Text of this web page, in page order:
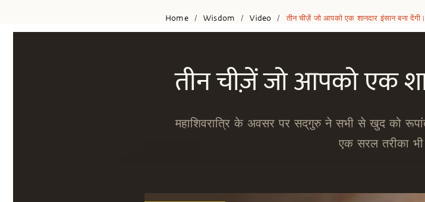
Home / Wisdom / Video / तीन चीज़ें जो आपको एक शानदार इंसान बना देंगी।
तीन चीज़ें जो आपको एक
महाशिवरात्रि के अवसर पर सद्‌गुरु ने सभी से खुद को
एक सरल तरीका भी